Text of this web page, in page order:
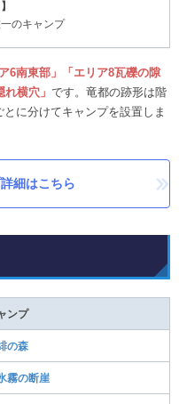
のキャンプ
ア6南東部」「エリア8瓦礫の隙
横穴」 です。竜都の跡形は階
に分けてキャンプを設置しま
細はこちら
ンプ
の森
霧の断崖